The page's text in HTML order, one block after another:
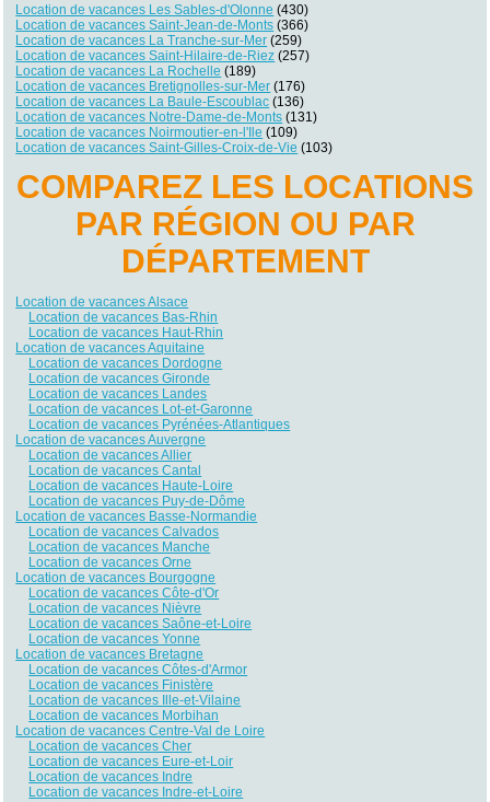
Location de vacances Les Sables-d'Olonne (430)
Location de vacances Saint-Jean-de-Monts (366)
Location de vacances La Tranche-sur-Mer (259)
Location de vacances Saint-Hilaire-de-Riez (257)
Location de vacances La Rochelle (189)
Location de vacances Bretignolles-sur-Mer (176)
Location de vacances La Baule-Escoublac (136)
Location de vacances Notre-Dame-de-Monts (131)
Location de vacances Noirmoutier-en-l'Ile (109)
Location de vacances Saint-Gilles-Croix-de-Vie (103)
COMPAREZ LES LOCATIONS
PAR RÉGION OU PAR
DÉPARTEMENT
Location de vacances Alsace
Location de vacances Bas-Rhin
Location de vacances Haut-Rhin
Location de vacances Aquitaine
Location de vacances Dordogne
Location de vacances Gironde
Location de vacances Landes
Location de vacances Lot-et-Garonne
Location de vacances Pyrénées-Atlantiques
Location de vacances Auvergne
Location de vacances Allier
Location de vacances Cantal
Location de vacances Haute-Loire
Location de vacances Puy-de-Dôme
Location de vacances Basse-Normandie
Location de vacances Calvados
Location de vacances Manche
Location de vacances Orne
Location de vacances Bourgogne
Location de vacances Côte-d'Or
Location de vacances Nièvre
Location de vacances Saône-et-Loire
Location de vacances Yonne
Location de vacances Bretagne
Location de vacances Côtes-d'Armor
Location de vacances Finistère
Location de vacances Ille-et-Vilaine
Location de vacances Morbihan
Location de vacances Centre-Val de Loire
Location de vacances Cher
Location de vacances Eure-et-Loir
Location de vacances Indre
Location de vacances Indre-et-Loire